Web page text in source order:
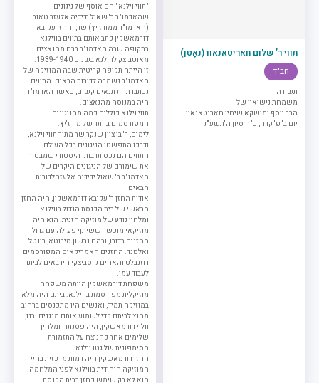
תווי ר’ שלום חאריטאנאוו (נאָטן)
חב"ד
תשורה
משמחת נישואין של
הרב יוסף ומושקא שיחיו חאריטאנאוו
יום ב' פ' קרח, כ"ה סיון ה'תשע"ג
"תווי וילנא" הם אוסף של ניגונים
שהאדמו"ר ר' שאול ידידיה אלעזר טאוב
(האדמו"ר ממודז'יץ) שר, והחזן עקיבא
דורמאשקין כתב אותם בתווים בווילנא
בתקופה שבה האדמו"ר ברח מהנאצים
מאוטבוצק לווילנא בשנים 1939-1940.
זו הייתה תקופה קריטית שבה המוזיקה של
האדמו"ר נשמרה לדורות הבאים. התווים
נכתבו תחת תנאים קשים, כאשר האדמו"ר
היה במנוסה מהנאצים.
תווי וילנא כוללים כמה מהניגונים
המפורסמים ביותר של מודז'יץ.
לימים, ר' בן ציון שנקר שר מתוך תווי וילנא,
ודרכו התפשטו הניגונים בכל העולם.
התווים הם נכס תרבותי היסטורי שמבטיח
את שימורם של הניגונים היקרים של
האדמו"ר ר' שאול ידידיה אלעזר לדורות
הבאים
אודות החזן ר' עקיבא דורמאשקין, היה החזן
הראשי של בית הכנסת הגדול בווילנא
ומלחין נודע של מוזיקה חזנית. הוא היה
מוזיקאי מוכשר ששיתף פעולה עם גדולי
החזנים בדורו, ובהם גרשון סירוטא, רונטל
ואלפנד. החזנים האמריקאים המפורסמים
רוזנבלט והאחים קוסביצקי היו באים לביתו
לעבוד עמו.
משפחת דורמאשקין הייתה משפחה
מוזיקלית מפורסמת בווילנא. ביתם היה מלא
במוזיקה תמיד, ואנשים היו מתכנסים ברחוב
מחוץ לביתם כדי לשמוע אותם מנגנים. בנו,
וולף דורמאשקין, היה פסנתרן ומלחין
שלימים אחר כך ניצח על התזמורת
הסימפונית של גטו וילנא.
החזן דורמאשקין היה דמות מרכזית בחיי
המוזיקה היהודית בווילנא לפני המלחמה.
הוא לא רק שימש כחזן בבית הכנסת